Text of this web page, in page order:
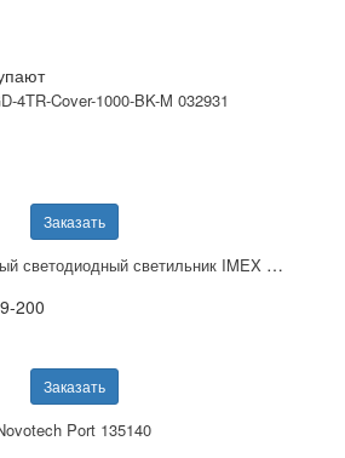
4TR-Cover-1000-BK-M 032931
Заказать
Настенно-потолочный светодиодный светильник IMEX PLW-3019-200
200
Заказать
Port 135140